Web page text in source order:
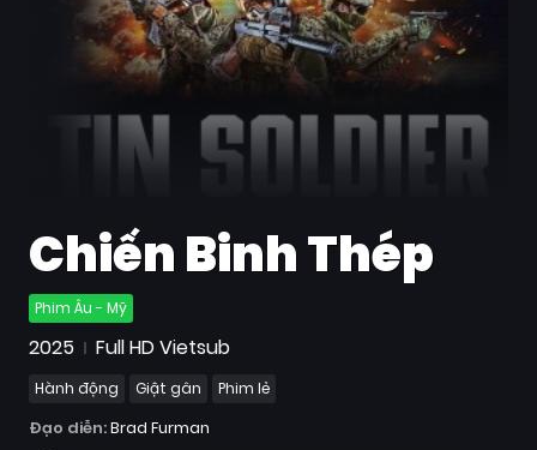
Chiến Binh Thép
Phim Âu - Mỹ
2025 Full HD Vietsub
Hành động Giật gân Phim lẻ
Đạo diễn:Brad Furman